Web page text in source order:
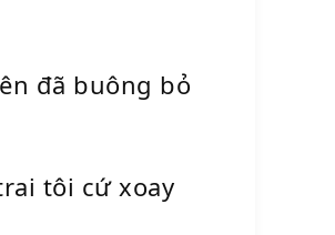
đã buông bỏ
tôi cứ xoay